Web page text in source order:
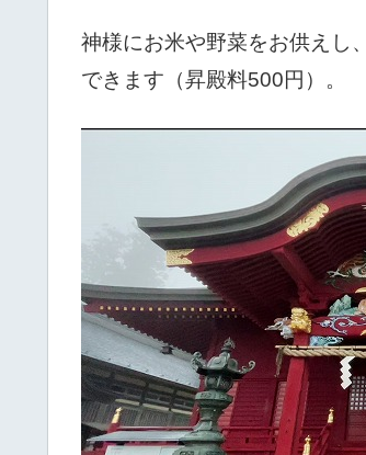
神様にお米や野菜をお供えし
できます（昇殿料500円）。